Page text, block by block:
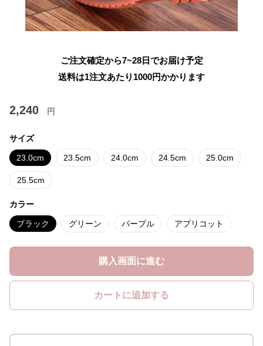
ご注文確定から7~28日でお届け予定
送料は1注文あたり 1000円かかります
2,240 円
サイズ
23.0cm 23.5cm 24.0cm 24.5cm 25.0cm
25.5cm
カラー
ブラック グリーン パープル アプリコット
購入画面に進む
カートに追加する